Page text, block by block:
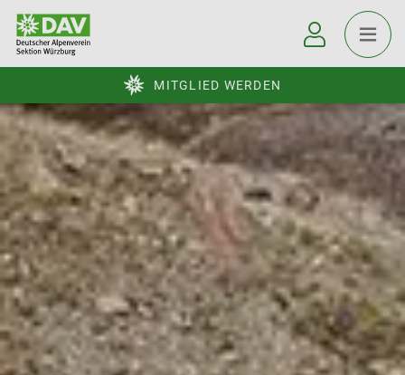
MITGLIED WERDEN